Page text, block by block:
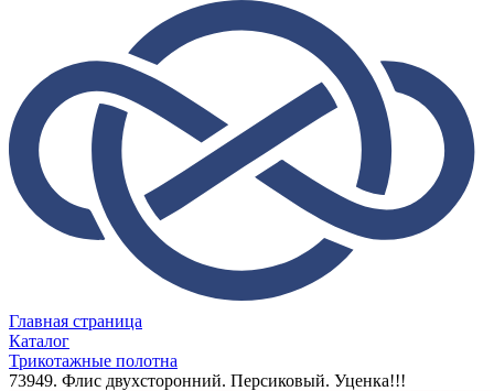
Главная страница
Каталог
Трикотажные полотна
73949. Флис двухсторонний. Персиковый. Уценка!!!